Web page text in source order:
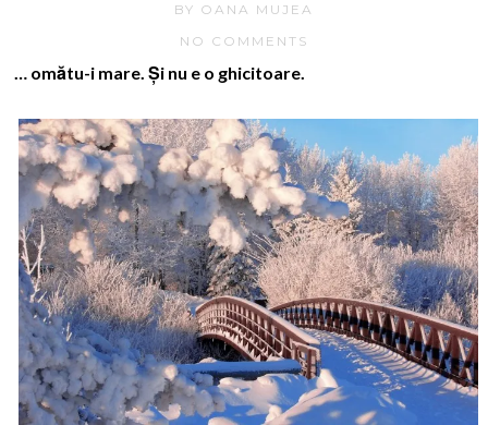
BY OANA MUJEA
NO COMMENTS
… omătu-i mare. Și nu e o ghicitoare.